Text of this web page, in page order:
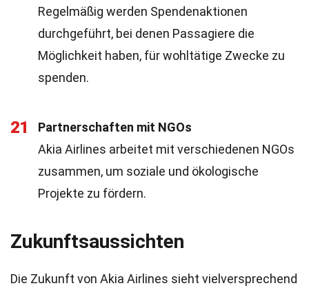
Regelmäßig werden Spendenaktionen
durchgeführt, bei denen Passagiere die
Möglichkeit haben, für wohltätige Zwecke zu
spenden.
21
Partnerschaften mit NGOs
Akia Airlines arbeitet mit verschiedenen NGOs
zusammen, um soziale und ökologische
Projekte zu fördern.
Zukunftsaussichten
Die Zukunft von Akia Airlines sieht vielversprechend